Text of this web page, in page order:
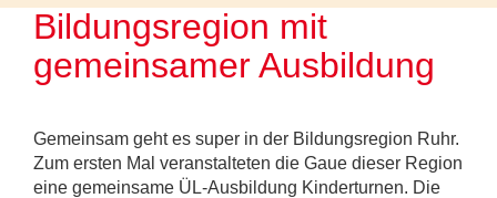
Bildungsregion mit
gemeinsamer Ausbildung
Gemeinsam geht es super in der Bildungsregion Ruhr.
Zum ersten Mal veranstalteten die Gaue dieser Region
eine gemeinsame ÜL-Ausbildung Kinderturnen. Die